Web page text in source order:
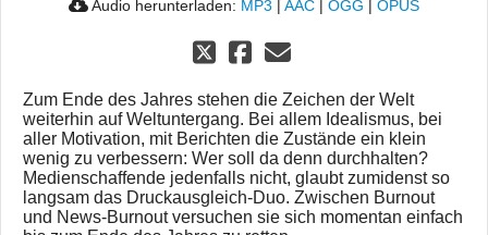
Audio herunterladen: MP3 | AAC | OGG | OPUS
Zum Ende des Jahres stehen die Zeichen der Welt
weiterhin auf Weltuntergang. Bei allem Idealismus, bei
aller Motivation, mit Berichten die Zustände ein klein
wenig zu verbessern: Wer soll da denn durchhalten?
Medienschaffende jedenfalls nicht, glaubt zumidenst so
langsam das Druckausgleich-Duo. Zwischen Burnout
und News-Burnout versuchen sie sich momentan einfach